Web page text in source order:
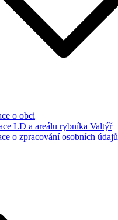
o obci
LD a areálu rybníka Valtýř
o zpracování osobních údajů